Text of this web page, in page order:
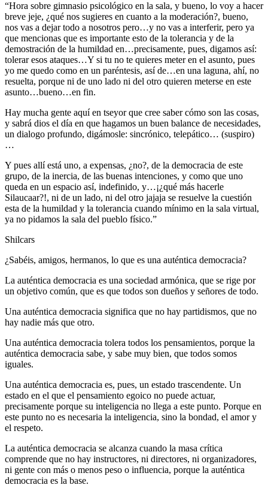
“Hora sobre gimnasio psicológico en la sala, y bueno, lo voy a hacer
breve jeje, ¿qué nos sugieres en cuanto a la moderación?, bueno,
nos vas a dejar todo a nosotros pero…y no vas a interferir, pero ya
que mencionas que es importante esto de la tolerancia y de la
demostración de la humildad en…precisamente, pues, digamos así:
tolerar esos ataques…Y si tu no te quieres meter en el asunto, pues
yo me quedo como en un paréntesis, así de…en una laguna, ahí, no
resuelta, porque ni de uno lado ni del otro quieren meterse en este
asunto…bueno…en fin.
Hay mucha gente aquí en tseyor que cree saber cómo son las cosas,
y sabrá dios el día en que hagamos un buen balance de necesidades,
un dialogo profundo, digámosle: sincrónico, telepático… (suspiro)
…
Y pues allí está uno, a expensas, ¿no?, de la democracia de este
grupo, de la inercia, de las buenas intenciones, y como que uno
queda en un espacio así, indefinido, y…¡¿qué más hacerle
Silaucaar?!, ni de un lado, ni del otro jajaja se resuelve la cuestión
esta de la humildad y la tolerancia cuando mínimo en la sala virtual,
ya no pidamos la sala del pueblo físico.”
Shilcars
¿Sabéis, amigos, hermanos, lo que es una auténtica democracia?
La auténtica democracia es una sociedad armónica, que se rige por
un objetivo común, que es que todos son dueños y señores de todo.
Una auténtica democracia significa que no hay partidismos, que no
hay nadie más que otro.
Una auténtica democracia tolera todos los pensamientos, porque la
auténtica democracia sabe, y sabe muy bien, que todos somos
iguales.
Una auténtica democracia es, pues, un estado trascendente. Un
estado en el que el pensamiento egoico no puede actuar,
precisamente porque su inteligencia no llega a este punto. Porque en
este punto no es necesaria la inteligencia, sino la bondad, el amor y
el respeto.
La auténtica democracia se alcanza cuando la masa crítica
comprende que no hay instructores, ni directores, ni organizadores,
ni gente con más o menos peso o influencia, porque la auténtica
democracia es la base.